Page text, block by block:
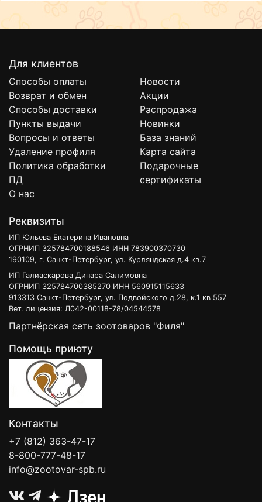
Для клиентов
Способы оплаты
Возврат и обмен
Способы доставки
Пункты выдачи
Вопросы и ответы
Удаление профиля
Политика обработки
ПД
О нас
Новости
Акции
Распродажа
Новинки
База знаний
Карта сайта
Подарочные
сертификаты
Реквизиты
ИП Юльева Екатерина Ивановна
ОГРНИП 325784700188546 ИНН 783900370730
190109, г. Санкт-Петербург, ул. Курляндская д.4 кв.7
ИП Галиаскарова Динара Салимовна
ОГРНИП 325784700385270 ИНН 560915115633
913313 Санкт-Петербург, ул. Подвойского д.28, к.1 кв 557
Вет. лицензия: Л042-00118-78/04544578
Партнёрская сеть зоотоваров "Филя"
Помощь приюту
Контакты
+7 (812) 363-47-17
8-800-777-48-17
info@zootovar-spb.ru